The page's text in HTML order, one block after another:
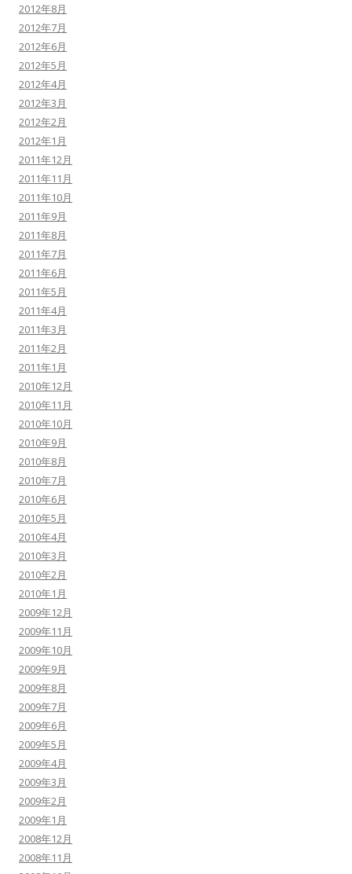
2012年8月
2012年7月
2012年6月
2012年5月
2012年4月
2012年3月
2012年2月
2012年1月
2011年12月
2011年11月
2011年10月
2011年9月
2011年8月
2011年7月
2011年6月
2011年5月
2011年4月
2011年3月
2011年2月
2011年1月
2010年12月
2010年11月
2010年10月
2010年9月
2010年8月
2010年7月
2010年6月
2010年5月
2010年4月
2010年3月
2010年2月
2010年1月
2009年12月
2009年11月
2009年10月
2009年9月
2009年8月
2009年7月
2009年6月
2009年5月
2009年4月
2009年3月
2009年2月
2009年1月
2008年12月
2008年11月